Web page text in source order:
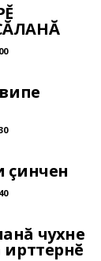
çинчен
чухне